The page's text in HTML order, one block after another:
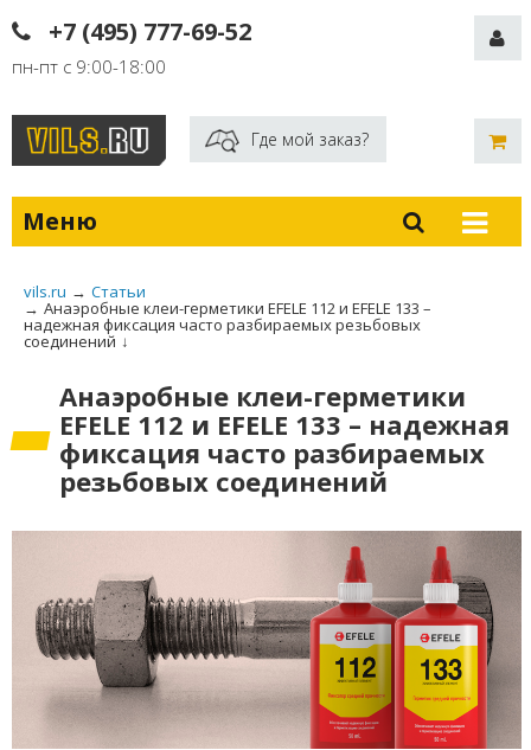
+7 (495) 777-69-52
пн-пт с 9:00-18:00
Где мой заказ?
Меню
vils.ru → Статьи
→ Анаэробные клеи-герметики EFELE 112 и EFELE 133 –
надежная фиксация часто разбираемых резьбовых
соединений ↓
Анаэробные клеи-герметики
EFELE 112 и EFELE 133 – надежная
фиксация часто разбираемых
резьбовых соединений